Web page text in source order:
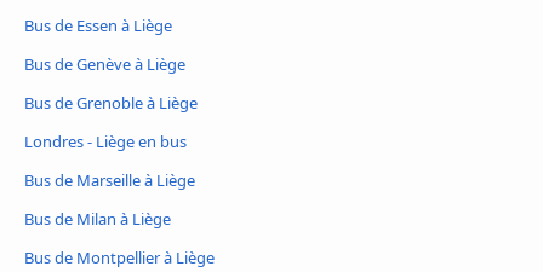
Bus de Essen à Liège
Bus de Genève à Liège
Bus de Grenoble à Liège
Londres - Liège en bus
Bus de Marseille à Liège
Bus de Milan à Liège
Bus de Montpellier à Liège